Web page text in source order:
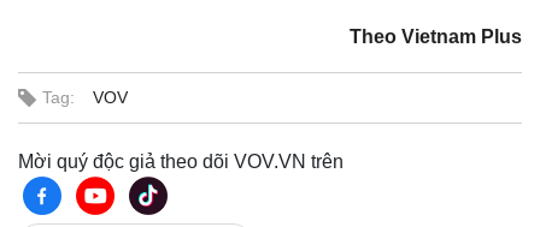
Theo Vietnam Plus
Tag: VOV
Mời quý độc giả theo dõi VOV.VN trên